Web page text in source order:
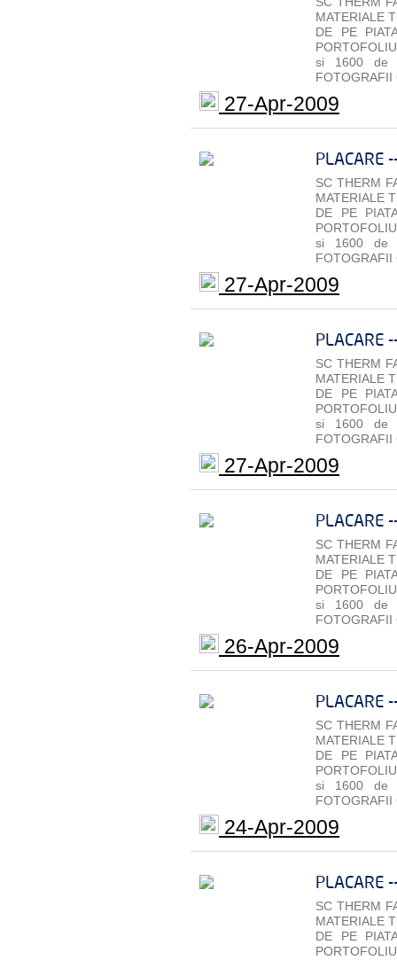
MATERIALE
DE PE
si 1600 de
FOTOGRAFII
27-Apr-2009
PLACARE
SC THERM
MATERIALE
DE PE
si 1600 de
FOTOGRAFII
27-Apr-2009
PLACARE
SC THERM
MATERIALE
DE PE
si 1600 de
FOTOGRAFII
27-Apr-2009
PLACARE
SC THERM
MATERIALE
DE PE
si 1600 de
FOTOGRAFII
26-Apr-2009
PLACARE
SC THERM
MATERIALE
DE PE
si 1600 de
FOTOGRAFII
24-Apr-2009
PLACARE
SC THERM
MATERIALE
DE PE